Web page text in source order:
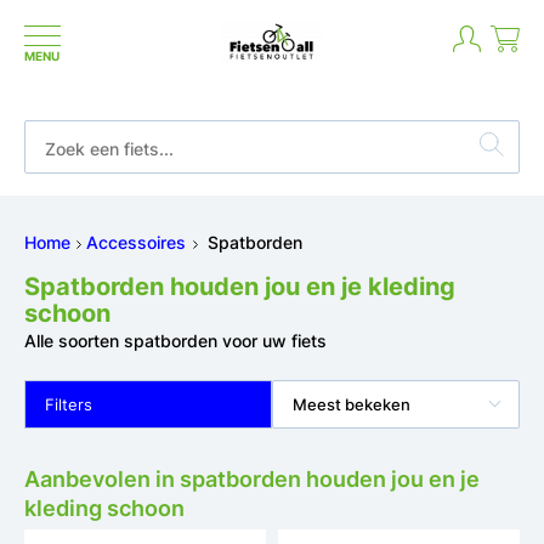
MENU
Home Accessoires Spatborden
Spatborden houden jou en je kleding
schoon
Alle soorten spatborden voor uw fiets
Filters Meest bekeken
Aanbevolen in spatborden houden jou en je
kleding schoon